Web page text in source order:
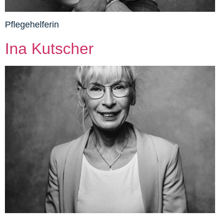
Pflegehelferin
Ina Kutscher